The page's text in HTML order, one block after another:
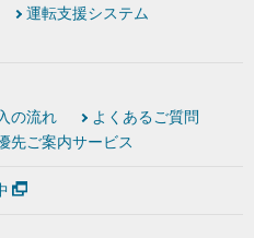
運転支援システム
の流れ
よくあるご質問
先ご案内サービス